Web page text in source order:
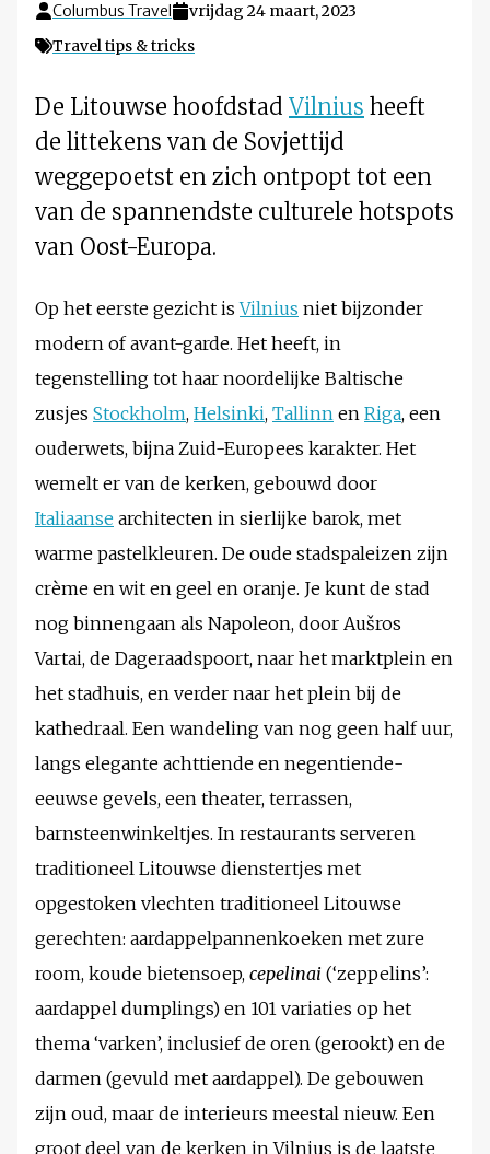
Columbus Travel
vrijdag 24 maart, 2023
Travel tips & tricks
De Litouwse hoofdstad Vilnius heeft
de littekens van de Sovjettijd
weggepoetst en zich ontpopt tot een
van de spannendste culturele hotspots
van Oost-Europa.
Op het eerste gezicht isVilnius niet bijzonder
modern of avant-garde. Het heeft, in
tegenstelling tot haar noordelijke Baltische
zusjes Stockholm, Helsinki, Tallinn en Riga, een
ouderwets, bijna Zuid-Europees karakter. Het
wemelt er van de kerken, gebouwd door
Italiaanse architecten in sierlijke barok, met
warme pastelkleuren. De oude stadspaleizen zijn
crème en wit en geel en oranje. Je kunt de stad
nog binnengaan als Napoleon, door Aušros
Vartai, de Dageraadspoort, naar het marktplein en
het stadhuis, en verder naar het plein bij de
kathedraal. Een wandeling van nog geen half uur,
langs elegante achttiende en negentiende-
eeuwse gevels, een theater, terrassen,
barnsteenwinkeltjes. In restaurants serveren
traditioneel Litouwse dienstertjes met
opgestoken vlechten traditioneel Litouwse
gerechten: aardappelpannenkoeken met zure
room, koude bietensoep, cepelinai (‘zeppelins’:
aardappel dumplings) en 101 variaties op het
thema ‘varken’, inclusief de oren (gerookt) en de
darmen (gevuld met aardappel). De gebouwen
zijn oud, maar de interieurs meestal nieuw. Een
groot deel van de kerken in Vilnius is de laatste